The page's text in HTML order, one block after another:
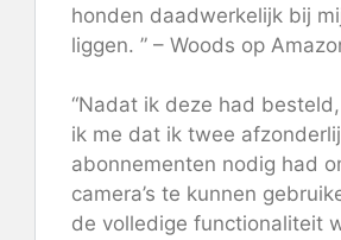
honden daadwerkelijk bij
liggen. ” – Woods op
“Nadat ik deze had
ik me dat ik twee
abonnementen nodig had
camera’s te kunnen
de volledige functionaliteit